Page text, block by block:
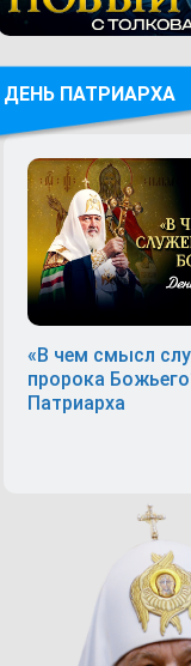
ДЕНЬ ПАТРИАРХА
«В чем смысл
пророка
Патриарха